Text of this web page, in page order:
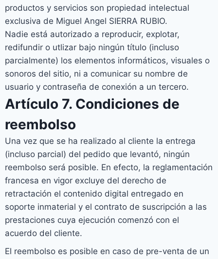
productos y servicios son propiedad intelectual
exclusiva de Miguel Angel SIERRA RUBIO.
Nadie está autorizado a reproducir, explotar,
redifundir o utlizar bajo ningún título (incluso
parcialmente) los elementos informáticos, visuales o
sonoros del sitio, ni a comunicar su nombre de
usuario y contraseña de conexión a un tercero.
Artículo 7. Condiciones de
reembolso
Una vez que se ha realizado al cliente la entrega
(incluso parcial) del pedido que levantó, ningún
reembolso será posible. En efecto, la reglamentación
francesa en vigor excluye del derecho de
retractación el contenido digital entregado en
soporte inmaterial y el contrato de suscripción a las
prestaciones cuya ejecución comenzó con el
acuerdo del cliente.
El reembolso es posible en caso de pre-venta de un